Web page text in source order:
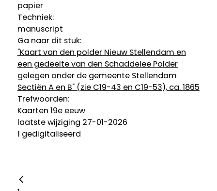
papier
Techniek:
manuscript
Ga naar dit stuk:
"Kaart van den polder Nieuw Stellendam en
een gedeelte van den Schaddelee Polder
gelegen onder de gemeente Stellendam
Sectiën A en B" (zie C19-43 en C19-53), ca. 1865
Trefwoorden:
Kaarten 19e eeuw
laatste wijziging 27-01-2026
1 gedigitaliseerd